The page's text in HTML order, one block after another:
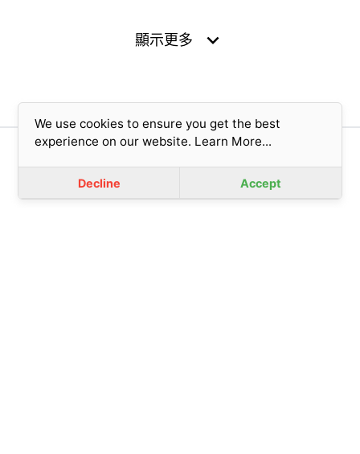
顯示更多 expand_more
We use cookies to ensure you get the best
experience on our website. Learn More...
Decline Accept
版權所有© 2023 香港基督教女青年會 (擔保有限公司)